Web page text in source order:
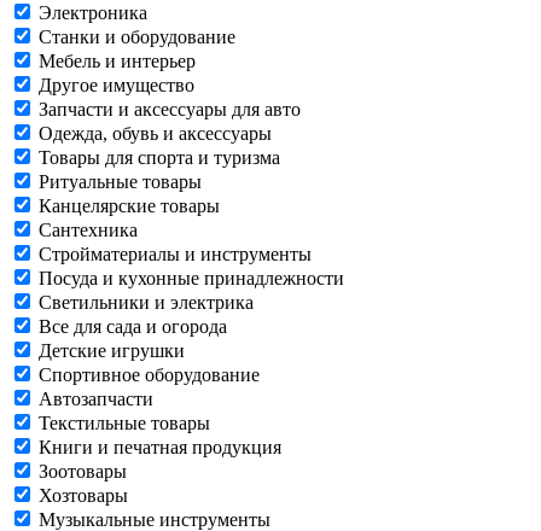
Электроника
Станки и оборудование
Мебель и интерьер
Другое имущество
Запчасти и аксессуары для авто
Одежда, обувь и аксессуары
Товары для спорта и туризма
Ритуальные товары
Канцелярские товары
Сантехника
Стройматериалы и инструменты
Посуда и кухонные принадлежности
Светильники и электрика
Все для сада и огорода
Детские игрушки
Спортивное оборудование
Автозапчасти
Текстильные товары
Книги и печатная продукция
Зоотовары
Хозтовары
Музыкальные инструменты